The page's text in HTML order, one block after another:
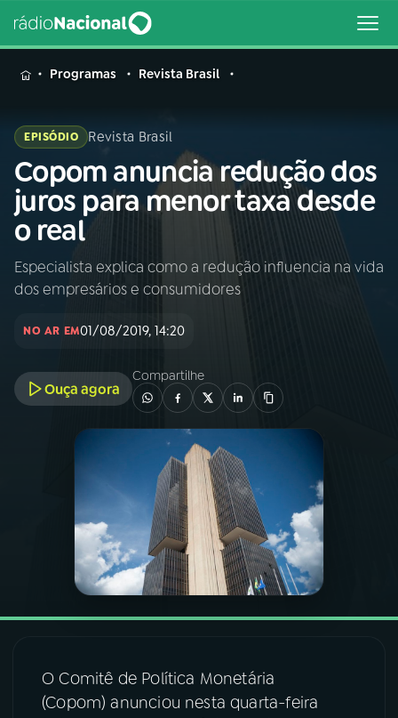
MENU
Buscar
na
Rádio
Nacional
Buscar
AO VIVO
INÍCIO
A RÁDIO
PROGRAMAÇÃO
PROGRAMAS
PODCASTS
06VIDEOCASTS
07ÚLTIMAS
Programas Revista Brasil
EPISÓDIO Revista Brasil
Copom anuncia redução dos
juros para menor taxa desde
o real
Especialista explica como a redução influencia na vida
dos empresários e consumidores
NO AR EM01/08/2019, 14:20
Ouça agora
Compartilhe
O Comitê de Política Monetária
(Copom) anunciou nesta quarta-feira